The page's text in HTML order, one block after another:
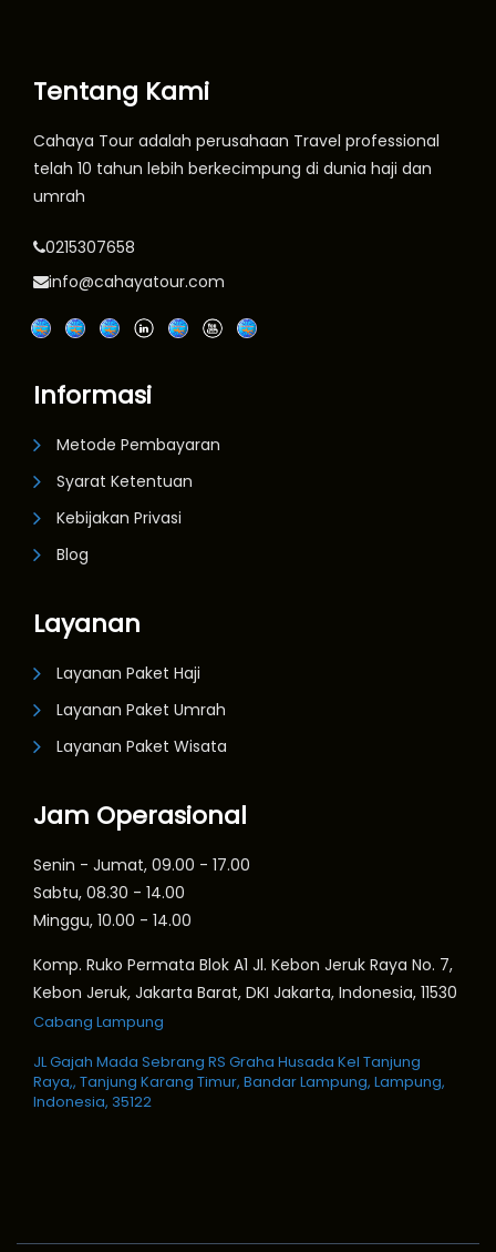
Tentang Kami
Cahaya Tour adalah perusahaan Travel professional
telah 10 tahun lebih berkecimpung di dunia haji dan
umrah
0215307658
info@cahayatour.com
Informasi
Metode Pembayaran
Syarat Ketentuan
Kebijakan Privasi
Blog
Layanan
Layanan Paket Haji
Layanan Paket Umrah
Layanan Paket Wisata
Jam Operasional
Senin - Jumat, 09.00 - 17.00
Sabtu, 08.30 - 14.00
Minggu, 10.00 - 14.00
Komp. Ruko Permata Blok A1 Jl. Kebon Jeruk Raya No. 7,
Kebon Jeruk, Jakarta Barat, DKI Jakarta, Indonesia, 11530
Cabang Lampung
JL Gajah Mada Sebrang RS Graha Husada Kel Tanjung
Raya,, Tanjung Karang Timur, Bandar Lampung, Lampung,
Indonesia, 35122